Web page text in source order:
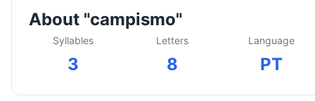
About "campismo"
Syllables
3
Letters
8
Language
PT